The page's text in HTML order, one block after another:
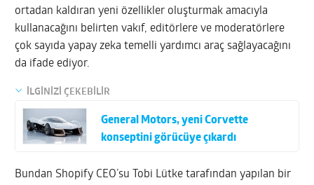
ortadan kaldıran yeni özellikler oluşturmak amacıyla
kullanacağını belirten vakıf, editörlere ve moderatörlere
çok sayıda yapay zeka temelli yardımcı araç sağlayacağını
da ifade ediyor.
İLGİNİZİ ÇEKEBİLİR
General Motors, yeni Corvette
konseptini görücüye çıkardı
Bundan Shopify CEO’su Tobi Lütke tarafından yapılan bir